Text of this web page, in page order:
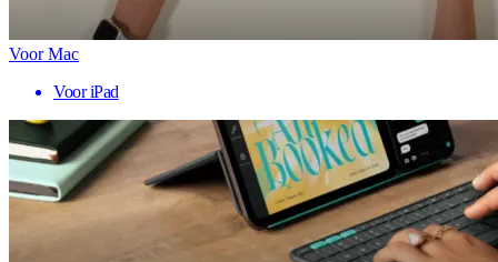
Voor Mac
Voor iPad